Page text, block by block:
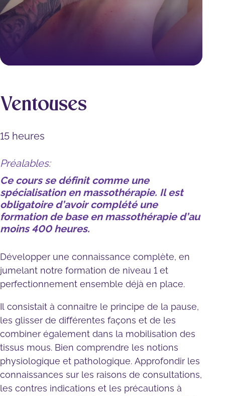
Ventouses
15 heures
Préalables:
Ce cours se définit comme une
spécialisation en massothérapie. Il est
obligatoire d’avoir complété une
formation de base en massothérapie d’au
moins 400 heures.
Développer une connaissance complète, en
jumelant notre formation de niveau 1 et
perfectionnement ensemble déjà en place.
Il consistait à connaitre le principe de la pause,
les glisser de différentes façons et de les
combiner également dans la mobilisation des
tissus mous. Bien comprendre les notions
physiologique et pathologique. Approfondir les
connaissances sur les raisons de consultations,
les contres indications et les précautions à